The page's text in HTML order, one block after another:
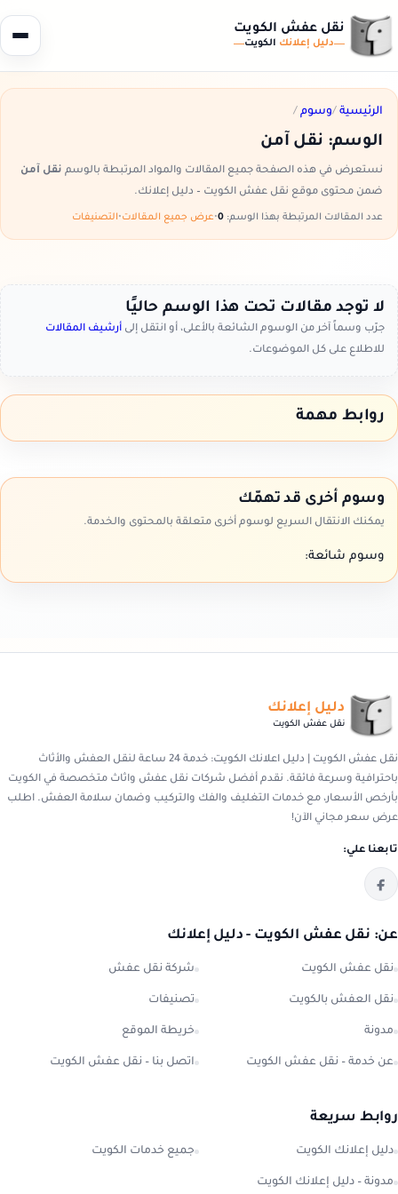
نقل عفش الكويت
دليل إعلانك الكويت
الرئيسية /وسوم /
الوسم: نقل آمن
نستعرض في هذه الصفحة جميع المقالات والمواد المرتبطة بالوسم نقل آمن
ضمن محتوى موقع نقل عفش الكويت – دليل إعلانك.
عدد المقالات المرتبطة بهذا الوسم: •عرض جميع المقالات•التصنيفات
لا توجد مقالات تحت هذا الوسم حاليًا
جرّب وسماً آخر من الوسوم الشائعة بالأعلى، أو انتقل إلى أرشيف المقالات
للاطلاع على كل الموضوعات.
روابط مهمة
وسوم أخرى قد تهمّك
يمكنك الانتقال السريع لوسوم أخرى متعلقة بالمحتوى والخدمة.
وسوم شائعة:
دليل إعلانك
نقل عفش الكويت
نقل عفش الكويت | دليل اعلانك الكويت: خدمة 24 ساعة لنقل العفش والأثاث
باحترافية وسرعة فائقة. نقدم أفضل شركات نقل عفش واثاث متخصصة في الكويت
بأرخص الأسعار، مع خدمات التغليف والفك والتركيب وضمان سلامة العفش. اطلب
عرض سعر مجاني الآن!
تابعنا علي:
عن: نقل عفش الكويت - دليل إعلانك
نقل عفش الكويت شركة نقل عفش
نقل العفش بالكويت تصنيفات
مدونة خريطة الموقع
عن خدمة – نقل عفش الكويت اتصل بنا – نقل عفش الكويت
روابط سريعة
دليل إعلانك الكويت جميع خدمات الكويت
مدونة – دليل إعلانك الكويت